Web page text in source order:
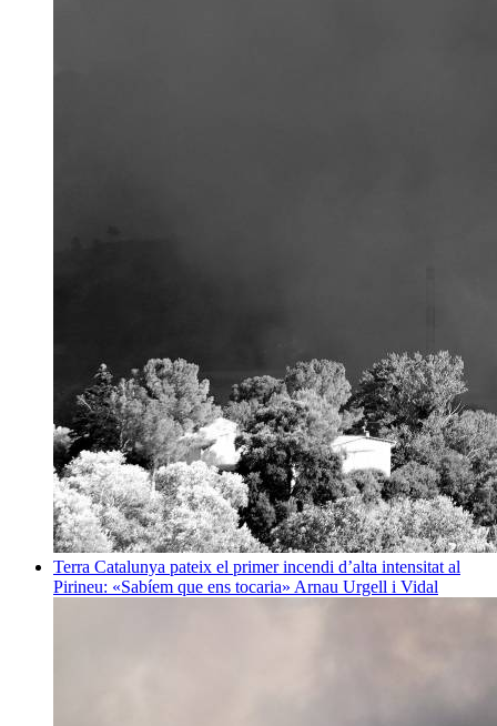
Terra Catalunya pateix el primer incendi d’alta intensitat al
Pirineu: «Sabíem que ens tocaria» Arnau Urgell i Vidal